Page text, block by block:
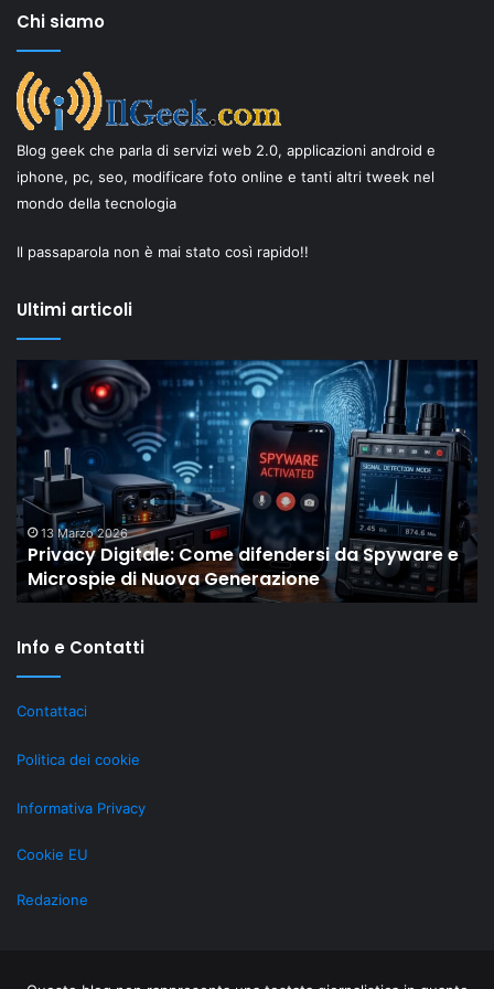
Chi siamo
Blog geek che parla di servizi web 2.0, applicazioni android e
iphone, pc, seo, modificare foto online e tanti altri tweek nel
mondo della tecnologia
Il passaparola non è mai stato così rapido!!
Ultimi articoli
Privacy
Digitale:
Come
difendersi
Spyware
e
Microspie
di
Nuova
Generazione
13 Marzo 2026
Privacy Digitale: Come difendersi da Spyware e
Microspie di Nuova Generazione
di
gli
Info e Contatti
Contattaci
Politica dei cookie
Informativa Privacy
Cookie EU
Redazione